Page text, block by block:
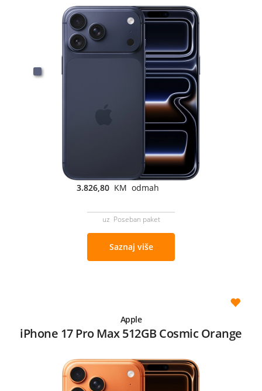
3.826,80 KM odmah
uz Poseban paket
Saznaj više
Apple
iPhone 17 Pro Max 512GB Cosmic Orange